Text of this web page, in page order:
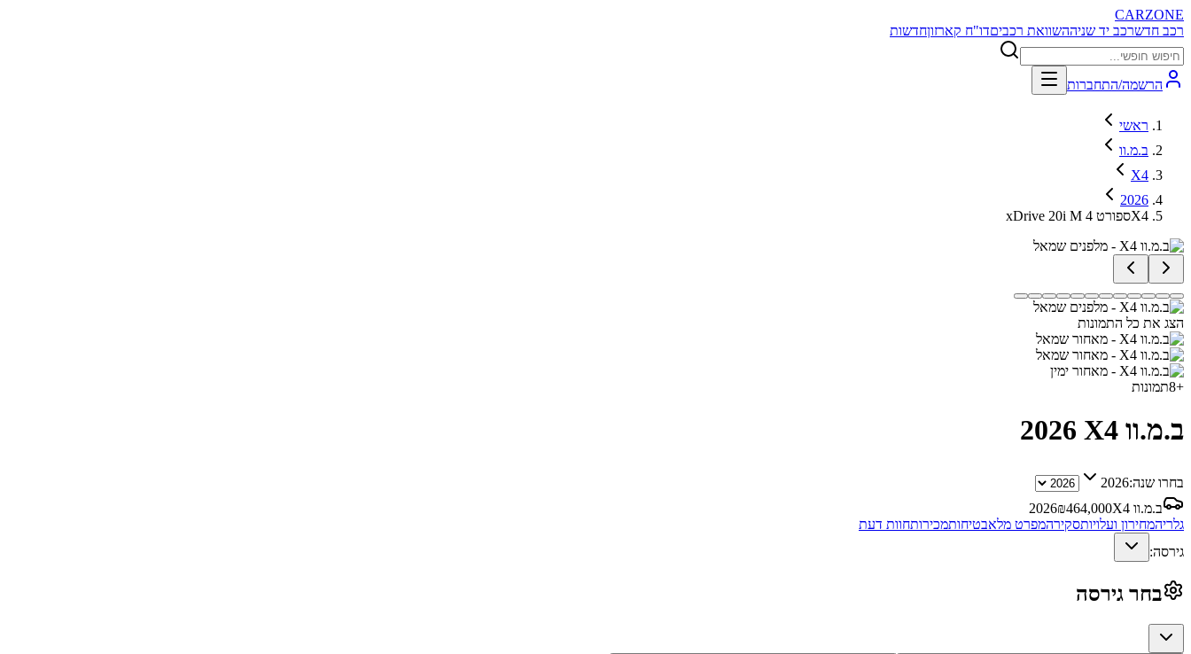
CARZONE
רכב חדשרכב יד שניההשוואת רכביםדו"ח קארזוןחדשות
הרשמה/התחברות
ראשי
ב.מ.וו
X4
2026
xDrive 20i M ספורט 4X4
הצג את כל התמונות
+
8תמונות
ב.מ.וו X4 2026
בחרו שנה:2026
ב.מ.וו X4
2026₪464,000
גלריהמחירון ועלויותסקירהמפרט מלאבטיחותמכירותחוות דעת
גירסה:
בחר גירסה